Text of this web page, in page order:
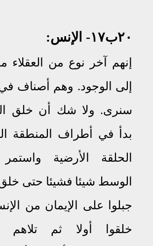
٢٠ب١٧ - الإنس:
إنهم آخر نوع من العقلاء
إلى الوجود. وهم أصناف في
سنرى. ولا شك أن خلق
بدأ في أطراف المنطقة
الحلقة الأرضية
الوسط شيئا فشيئا حتى
جبلوا على الإيمان من
خلقوا أولا ثم